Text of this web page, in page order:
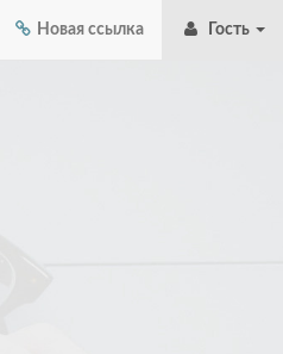
Новая ссылка Гость